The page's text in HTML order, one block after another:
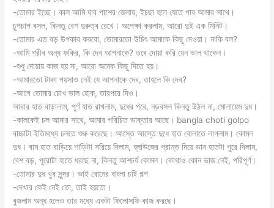
-তোমার ইচ্ছে। কাল আমি যাব পাশের জেলায়, ইচছা হলে যেতে পার আমার সাথে।
চুপচাপ বসল, কিনতু বেশ দুরুত্ব রেখে। অপেক্ষা করলাম, আরো দুই এক মিনিট।
-তোমার এত বড় উপকার করবো, তোমারতো উচিৎ আমাকে কিছু দেওয়া। নাকি বল?
-আমি গরীব অন্ধ ফকির, কি দেব আপনাকে? তবে দোয়া করি যেন ভাল থাকেন।
-শুধু দোয়ায় কাজ হয় না, আরো অনেক কিছু দিতে হয়।
-আমারতো টাকা পয়সাও নেই যে আপনাকে দেব, তাহলে কি দেব?
-আগে তোমার চোখ ভাল হোক, তারপরে দিও।
আবার হাত বাড়ালাম, পুর্ণ হাত রাখলাম, দুধের পরে, নড়বসল কিনতু উঠল না, মোলায়েম দুধ।
-কালকেই চল আমার সাথে, আমার পরিচিত ডাক্তার আছে। bangla choti golpo
বাচ্চাটা ইতিমধ্যে ঢলতে শুরু করেছে। আস্তে আস্তে দুধে হাত বোলাতে লাগলাম। কোমল
দুধ। বাম হাত বাড়িয়ে শাড়িটা সরিয়ে দিলাম, ব্লাউজের প্রান্ত দিয়ে ডান হাতটা পুরে দিলাম,
বেশ বড়, পুরোটা হাতে ধরছে না, কিনতু আশচর্য কোমল। কোথাও কোন ভাজ নেই, পরিপূর্ণ।
-তোমার দুধ খুব সুন্দর। ভাই বোনের বাংলা চটি গল্প
-দেখার কেই নেই তো, তাই হয়তো।
বুজলাম অন্ধ হলেও তার মধ্যে একটা ফিলোসফি কাজ করছে।